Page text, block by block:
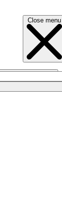
Close menu